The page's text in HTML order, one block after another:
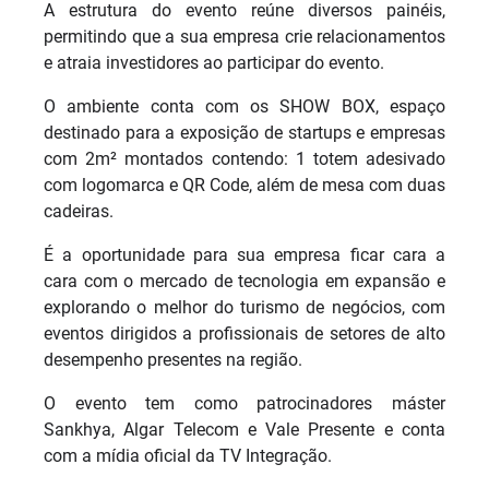
A estrutura do evento reúne diversos painéis,
permitindo que a sua empresa crie relacionamentos
e atraia investidores ao participar do evento.
O ambiente conta com os SHOW BOX, espaço
destinado para a exposição de startups e empresas
com 2m² montados contendo: 1 totem adesivado
com logomarca e QR Code, além de mesa com duas
cadeiras.
É a oportunidade para sua empresa ficar cara a
cara com o mercado de tecnologia em expansão e
explorando o melhor do turismo de negócios, com
eventos dirigidos a profissionais de setores de alto
desempenho presentes na região.
O evento tem como patrocinadores máster
Sankhya, Algar Telecom e Vale Presente e conta
com a mídia oficial da TV Integração.